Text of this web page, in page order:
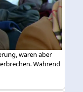
waren aber
Während